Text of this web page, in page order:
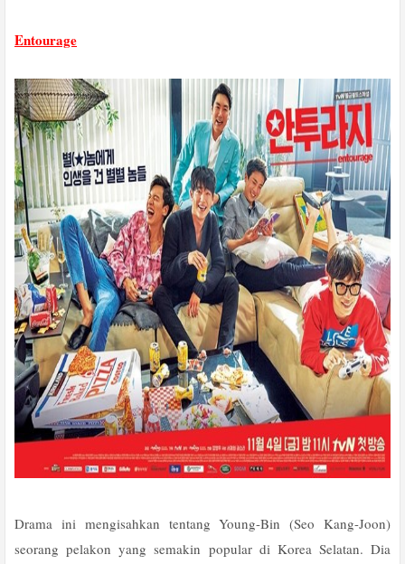
Entourage
Drama ini mengisahkan tentang Young-Bin (Seo Kang-Joon)
seorang pelakon yang semakin popular di Korea Selatan. Dia